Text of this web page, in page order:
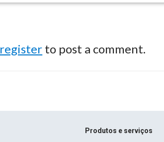
register to post a comment.
Produtos e serviços